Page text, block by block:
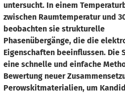
untersucht. In einem
zwischen Raumtemperatur und
beobachten sie strukturelle
Phasenübergänge, die die
Eigenschaften beeinflussen. Die
eine schnelle und einfache
Bewertung neuer
Perowskitmaterialien, um